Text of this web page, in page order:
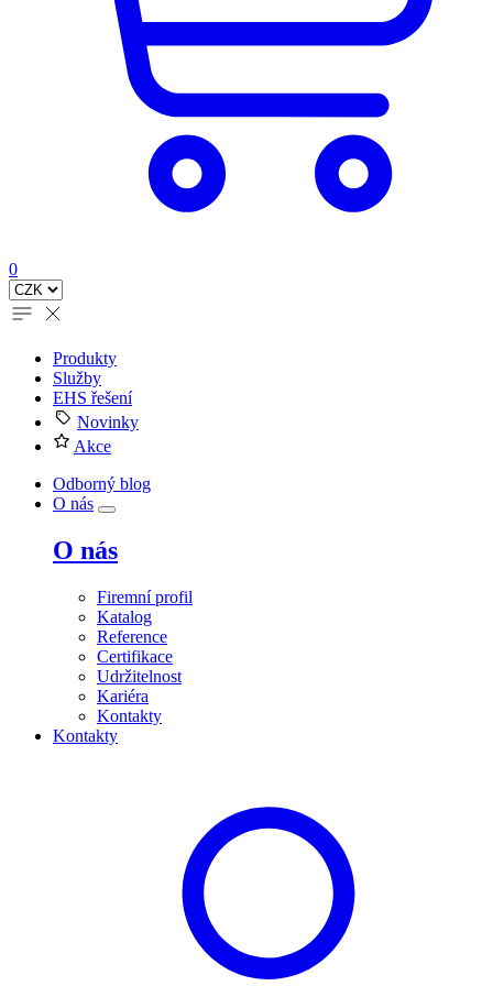
0
Produkty
Služby
EHS řešení
Novinky
Akce
Odborný blog
O nás
O nás
Firemní profil
Katalog
Reference
Certifikace
Udržitelnost
Kariéra
Kontakty
Kontakty